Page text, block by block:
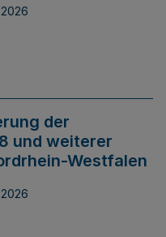
der
und weiterer
Westfalen